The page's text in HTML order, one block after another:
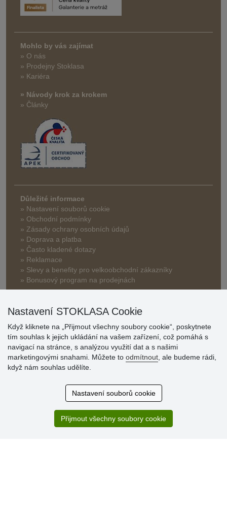
Mohlo by vás zajímat
» O nás
» Prodejny Stoklasa
» Kariéra
» Návody krok za krokem
» Články
Důležité informace
» Nastavení souborů cookie
» Obchodní podmínky
» Zásady ochrany osobních údajů
» Doprava a platba
» Často kladené dotazy
» Reklamace
» Slevy a benefity pro velkoobchodní zákazníky
» Bonusový program na prodejnách
Hodnocení
zákazníků
Super obchod, kvalitní zboží za slušné ceny. Vřele
Nastavení STOKLASA Cookie
Když kliknete na „Přijmout všechny soubory cookie“, poskytnete
tím souhlas k jejich ukládání na vašem zařízení, což pomáhá s
navigací na stránce, s analýzou využití dat a s našimi
marketingovými snahami. Můžete to odmítnout , ale budeme rádi,
když nám souhlas udělíte.
Nastavení souborů cookie
Přijmout všechny soubory cookie